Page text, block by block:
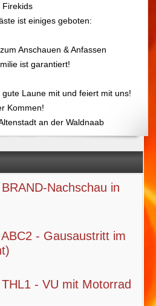
Nachschau in
- Gausaustritt im
- VU mit Motorrad
Firekids
ist einiges geboten:
Anschauen & Anfassen
ist garantiert!
gute Laune mit und feiert mit uns!
Kommen!
an der Waldnaab